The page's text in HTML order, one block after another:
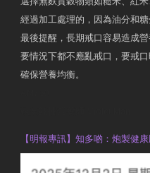
經過加工處理的，因為油分和
最後提醒，長期戒口容易造成
要情況下都不應亂戒口，要戒
確保營養均衡。
【明報專訊】知多啲：炮製健